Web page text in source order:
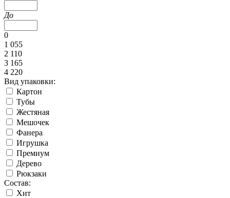
До
0
1 055
2 110
3 165
4 220
Вид упаковки:
Картон
Тубы
Жестяная
Мешочек
Фанера
Игрушка
Премиум
Дерево
Рюкзаки
Состав:
Хит